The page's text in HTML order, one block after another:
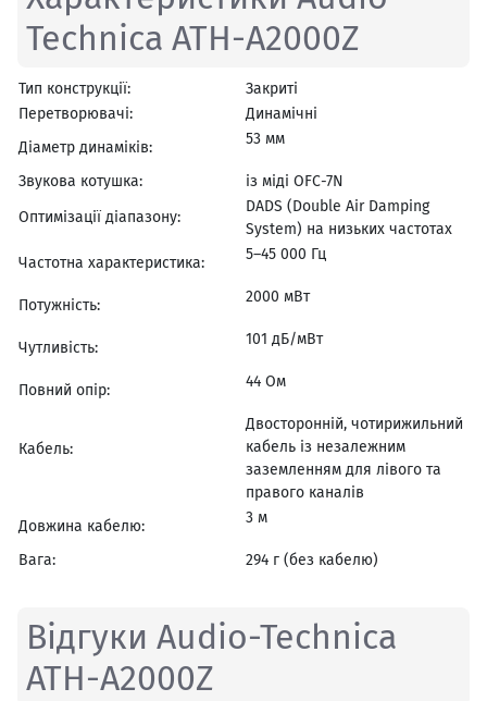
Technica ATH-A2000Z
Тип конструкції:
Закриті
Перетворювачі:
Динамічні
Діаметр динаміків:
53 мм
Звукова котушка:
із міді OFC-7N
Оптимізації діапазону:
DADS (Double Air Damping
System) на низьких частотах
Частотна характеристика:
5–45 000 Гц
Потужність: 2000 мВт
Чутливість: 101 дБ/мВт
Повний опір: 44 Ом
Кабель:
Двосторонній, чотирижильний
кабель із незалежним
заземленням для лівого та
правого каналів
Довжина кабелю:
3 м
Вага: 294 г (без кабелю)
Відгуки Audio-Technica
ATH-A2000Z